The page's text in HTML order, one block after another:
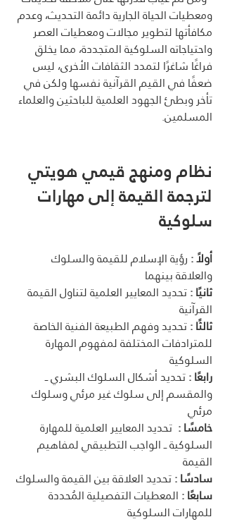
ومعطيات الحياة الجارية دائمة التحديث، وعدم
مكافأتها لتطوير مجالات ومعطيات العصر
واحتياجاته السلوكية المتجددة، مما يخلق
فراغًا شاغرًا لتمدد الثقافات الأخرى، ليس
ضعفًا في القيم القرآنية نفسها ولكن في
تأخر وبطئ الجهود العلمية للباحثين والعلماء
المسلمين.
نظام ومنهج قيمي هويتي
لترجمة القيمة إلى مهارات
سلوكية
أولاً : رؤية الإسلام للقيمة والسلوك
والعلاقة بينهما
ثانيًا : تحديد المعايير العلمية لتناول القيمة
القرآنية
ثالثًا : تحديد وفهم الطبيعة الفنية الخاصة
للمترادفات المختلفة لمفهوم المهارة
السلوكية
رابعًا : تحديد أشكال السلوك البشري ــ
والمقسم إلى سلوك غير مرئي وسلوك
مرئي
خامسًا :
  تحديد المعايير العلمية للمهارة
السلوكية ــ الواجب التطبيقي لمفاهيم
القيمة
سادسًا : تحديد العلاقة بين القيمة والسلوك
سابعًا : المعطيات التفصيلية المُحددة
للمهارات السلوكية